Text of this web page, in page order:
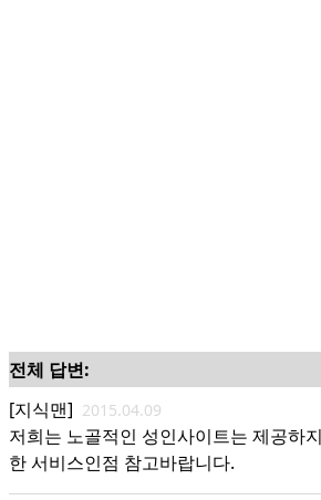
전체 답변:
[지식맨] 2015.04.09
저희는 노골적인 성인사이트는 제공하
한 서비스인점 참고바랍니다.